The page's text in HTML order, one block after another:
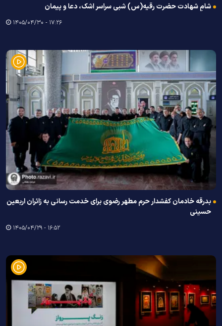
شامِ شهادت حضرت رقیه(س) شبی سراسر اشک، دعا و پیمان
۱۷:۲۶ - ۱۴۰۵/۰۴/۳۰
بدرقه خادمان کفشدار حرم مطهر رضوی برای خدمت رسانی به زائران اربعین
حسینی
۱۶:۵۲ - ۱۴۰۵/۰۴/۲۹